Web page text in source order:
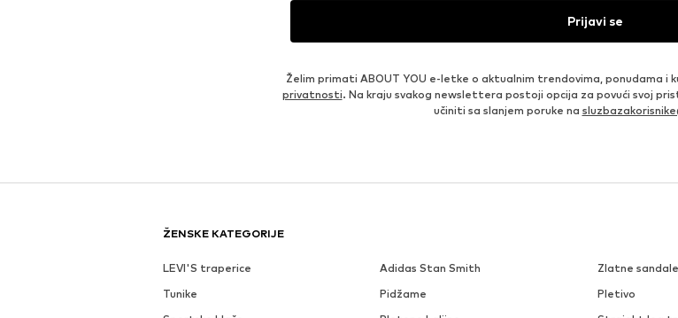
Prijavi se
Želim primati ABOUT YOU e-letke o aktualnim trendovima, ponudama i
privatnosti. Na kraju svakog newslettera postoji opcija za povući svoj
učiniti sa slanjem poruke na
ŽENSKE KATEGORIJE
LEVI'S traperice Adidas Stan Smith Zlatne sandale
Tunike
Pidžame Pletivo